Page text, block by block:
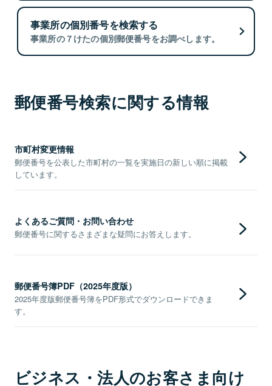
事業所の個別番号を検索する
事業所の７けたの個別郵便番号をお調べします。
郵便番号検索に関する情報
市町村変更情報
郵便番号を公表した市町村の一覧を実施日の新しい順に掲載
しています。
よくあるご質問・お問い合わせ
郵便番号に関するさまざまな疑問にお答えします。
郵便番号簿PDF（2025年度版）
2025年度版郵便番号簿をPDF形式でダウンロードできま
す。
ビジネス・法人のお客さま向け